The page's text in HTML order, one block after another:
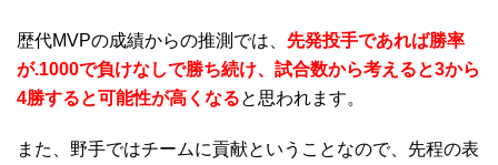
歴代MVPの成績からの推測では、 先発投手であれば勝率
が.1000で負けなしで勝ち続け、試合数から考えると3から
4勝すると可能性が高くなると思われます。
また、野手ではチームに貢献ということなので、先程の表